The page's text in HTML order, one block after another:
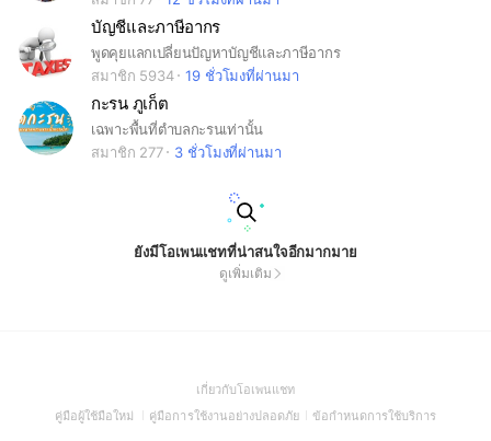
บัญชีและภาษีอากร
พูดคุยแลกเปลี่ยนปัญหาบัญชีและภาษีอากร
สมาชิก 5934
19 ชั่วโมงที่ผ่านมา
กะรน ภูเก็ต
เฉพาะพื้นที่ตำบลกะรนเท่านั้น
สมาชิก 277
3 ชั่วโมงที่ผ่านมา
ยังมีโอเพนแชทที่น่าสนใจอีกมากมาย
ดูเพิ่มเติม
เกี่ยวกับโอเพนแชท(Open
in
คู่มือผู้ใช้มือใหม่
(Open
คู่มือการใช้งานอย่างปลอดภัย(Open
ข้อกำหนดการใช้บริการ(Open